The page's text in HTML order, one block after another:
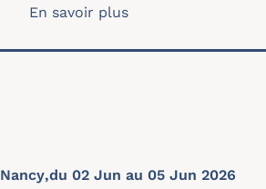
En savoir plus
Nancy,du 02 Jun au 05 Jun 2026